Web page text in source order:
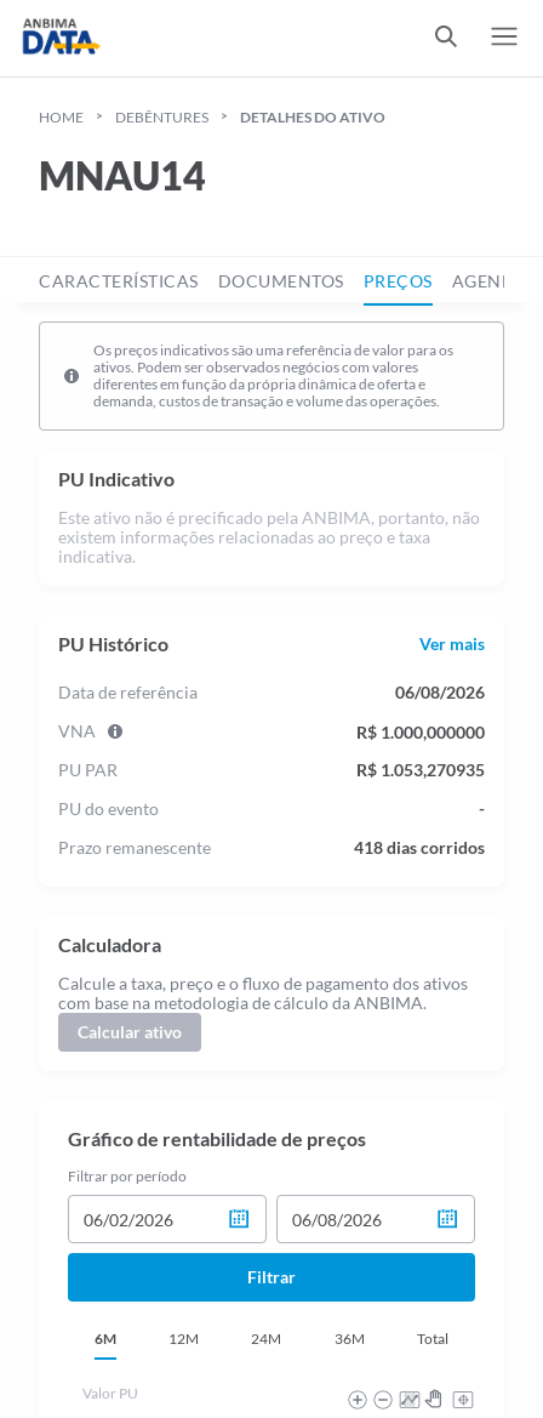
HOME DEBÊNTURES DETALHES DO ATIVO
MNAU14
CARACTERÍSTICAS DOCUMENTOS PREÇOS AGENDA
Os preços indicativos são uma referência de valor para os
ativos. Podem ser observados negócios com valores
diferentes em função da própria dinâmica de oferta e
demanda, custos de transação e volume das operações.
PU Indicativo
Este ativo não é precificado pela ANBIMA, portanto, não
existem informações relacionadas ao preço e taxa
indicativa.
PU Histórico Ver mais
Data de referência
06/08/2026
VNA
R$ 1.000,000000
PU PAR
R$ 1.053,270935
PU do evento
-
Prazo remanescente
418 dias corridos
Calculadora
Calcule a taxa, preço e o fluxo de pagamento dos ativos
com base na metodologia de cálculo da ANBIMA.
Calcular ativo
Gráfico de rentabilidade de preços
Filtrar por período
Filtrar
6M 12M 24M 36M Total
Valor PU